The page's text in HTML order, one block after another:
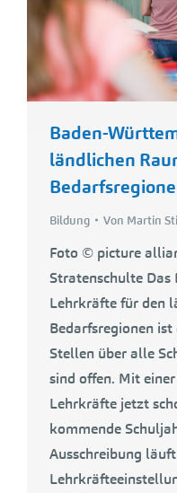
Baden-
ländlichen
Bildung Von Martin
Foto © picture
Stratenschulte
Lehrkräfte für den
Bedarfsregionen
Stellen über alle
sind offen. Mit
Lehrkräfte jetzt
kommende
Ausschreibung